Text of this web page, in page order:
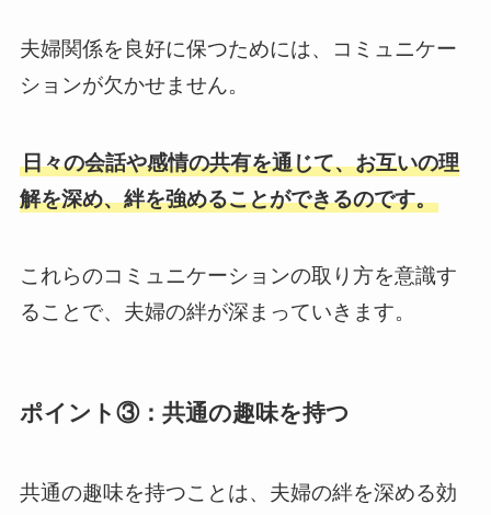
夫婦関係を良好に保つためには、コミュニケー
ションが欠かせません。
日々の会話や感情の共有を通じて、お互いの理
解を深め、絆を強めることができるのです。
これらのコミュニケーションの取り方を意識す
ることで、夫婦の絆が深まっていきます。
ポイント③：共通の趣味を持つ
共通の趣味を持つことは、夫婦の絆を深める効